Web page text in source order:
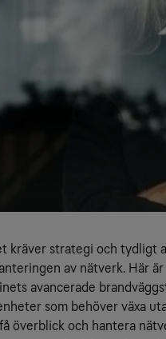
strategi och tydligt
av nätverk. Här
avancerade
som behöver växa
överblick och hantera